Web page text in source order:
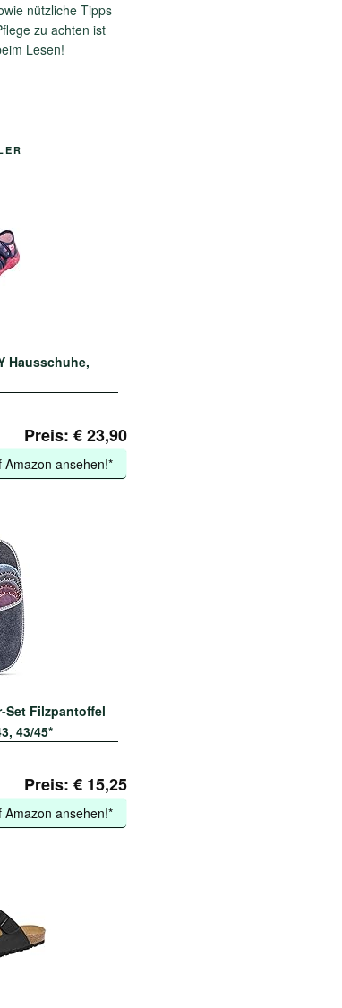
nützliche Tipps
zu achten ist
Lesen!
Hausschuhe,
Preis: € 23,90
Amazon ansehen!*
Set Filzpantoffel
43/45*
Preis: € 15,25
Amazon ansehen!*